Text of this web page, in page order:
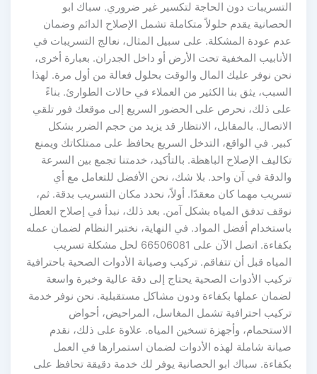
التسريبات دون الحاجة لتكسير غير ضروري. سباك ابو
الحصانية يقدم حلولاً متكاملة تشمل الإصلاح الدائم وضمان
عدم عودة المشكلة. على سبيل المثال، نعالج التسريبات في
الأنابيب المخفية تحت الأرض أو داخل الجدران. بعبارة أخرى،
نحن نوفر عليك المال والوقت بحلول فعالة من أول مرة. لهذا
السبب، يثق بنا الكثير من العملاء في حالات الطوارئ. بناءً
على ذلك، نحرص على الحضور السريع إلى موقعك فور تلقي
الاتصال. بالمقابل، الانتظار قد يزيد من حجم الضرر بشكل
كبير. في الواقع، التدخل السريع يحافظ على ممتلكاتك ويمنع
تكاليف الإصلاح الباهظة. بالتأكيد، خدمتنا تجمع بين السرعة
والدقة في آن واحد. بلا شك، نحن الأفضل للتعامل مع أي
تسريب مهما كان معقدًا. أولاً، نحدد مكان التسريب بدقة. ثم،
نوقف تدفق المياه بشكل آمن. بعد ذلك، نبدأ في إصلاح العطل
باستخدام أفضل المواد. في النهاية، نختبر النظام لضمان عمله
بكفاءة. اتصل الآن على 66506081 لحل مشكلة تسريب
المياه قبل أن تتفاقم. تركيب وصيانة الأدوات الصحية باحترافية
تركيب الأدوات الصحية يحتاج إلى دقة عالية وخبرة واسعة
لضمان عملها بكفاءة ودون مشاكل مستقبلية. نحن نوفر خدمة
تركيب احترافية تشمل المغاسل، المراحيض، أحواض
الاستحمام، وأجهزة تسخين المياه. علاوة على ذلك، نقدم
صيانة شاملة لهذه الأدوات لضمان استمرارها في العمل
بكفاءة. سباك ابو الحصانية يوفر لك خدمة دقيقة تحافظ على